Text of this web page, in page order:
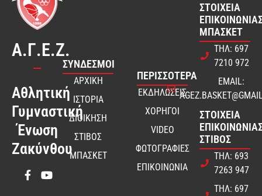
Α.Γ.Ε.Ζ.
Αθλητική
Γυμναστική
Ένωση
Ζακύνθου
ΣΎΝΔΕΣΜΟΙ
ΑΡΧΙΚΗ
ΙΣΤΟΡΙΑ
ΔΙΟΙΚΗΣΗ
ΣΤΙΒΟΣ
ΜΠΑΣΚΕΤ
ΠΕΡΙΣΣΟΤΕΡΑ
ΕΚΔΗΛΩΣΕΙΣ
ΧΟΡΗΓΟΙ
VIDEO
ΦΩΤΟΓΡΑΦΙΕΣ
ΕΠΙΚΟΙΝΩΝΙΑ
ΣΤΟΙΧΕΊΑ
ΜΠΆΣΚΕΤ
ΤΗΛ: 697
7210 972
EMAIL:
ΣΤΟΙΧΕΊΑ
ΣΤΊΒΟΣ
ΤΗΛ: 693
7263 947
ΤΗΛ: 697